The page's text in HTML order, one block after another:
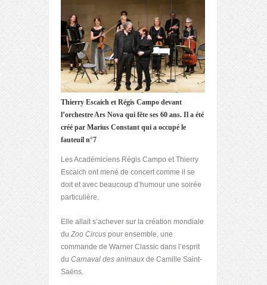
Thierry Escaich et Régis Campo devant
l’orchestre Ars Nova qui fête ses 60 ans. Il a été
créé par Marius Constant qui a occupé le
fauteuil n°7
Les Académiciens Régis Campo et Thierry
Escaich ont mené de concert comme il se
doit et avec beaucoup d’humour une soirée
particulière.
Elle allait s’achever sur la création mondiale
du Zoo Circus pour ensemble, une
commande de Warner Classic dans l’esprit
du Carnaval des animaux de Camille Saint-
Saëns.